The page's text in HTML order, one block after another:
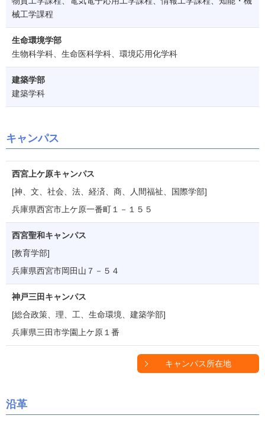
械工学課程
生命環境学部
生物科学科、生命医科学科、環境応用化学科
建築学部
建築学科
キャンパス
西宮上ケ原キャンパス
[神、文、社会、法、経済、商、人間福祉、国際学部]
兵庫県西宮市上ケ原一番町１－１５５
西宮聖和キャンパス
[教育学部]
兵庫県西宮市岡田山７－５４
神戸三田キャンパス
[総合政策、理、工、生命環境、建築学部]
兵庫県三田市学園上ケ原１番
キャンパス所在地
沿革